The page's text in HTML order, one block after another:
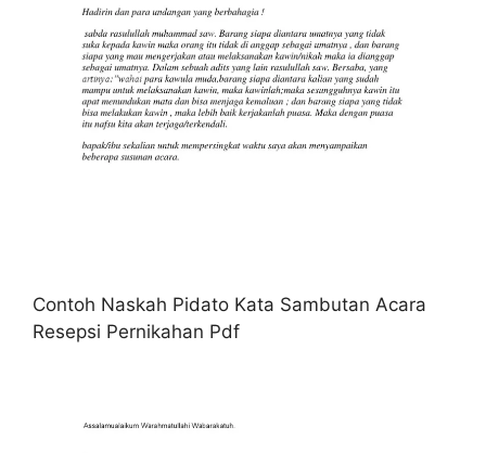
Contoh Naskah Pidato Kata Sambutan Acara
Resepsi Pernikahan Pdf